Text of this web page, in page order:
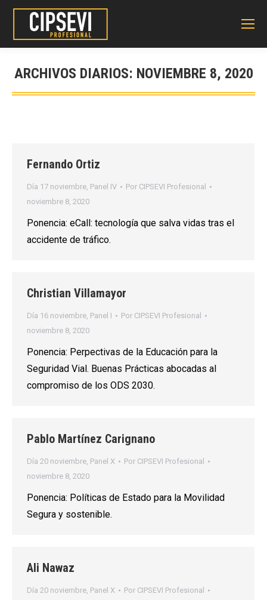
ARCHIVOS DIARIOS: NOVIEMBRE 8, 2020
Fernando Ortiz
Día 17 noviembre, Panel IV Por CIPSEVI Profesional
noviembre 8, 2020
Ponencia: eCall: tecnología que salva vidas tras el
accidente de tráfico.
Christian Villamayor
Día 16 noviembre, Panel I Por CIPSEVI Profesional
noviembre 8, 2020
Ponencia: Perpectivas de la Educación para la
Seguridad Vial. Buenas Prácticas abocadas al
compromiso de los ODS 2030.
Pablo Martínez Carignano
Día 20 noviembre, Panel X Por CIPSEVI Profesional
noviembre 8, 2020
Ponencia: Políticas de Estado para la Movilidad
Segura y sostenible.
Ali Nawaz
Día 20 noviembre, Panel X Por CIPSEVI Profesional